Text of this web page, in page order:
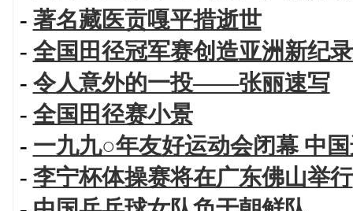
- 著名藏医贡嘎平措逝世
- 全国田径冠军赛创造亚洲新纪
- 令人意外的一投——张丽速写
- 全国田径赛小景
- 一九九○年友好运动会闭幕 中
- 李宁杯体操赛将在广东佛山举行